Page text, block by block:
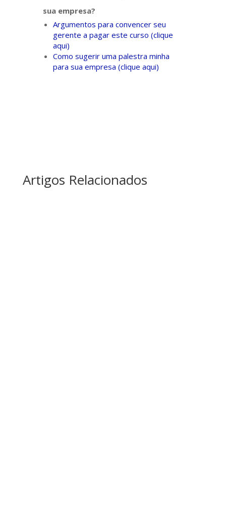
sua empresa?
Argumentos para convencer seu
gerente a pagar este curso (clique
aqui)
Como sugerir uma palestra minha
para sua empresa (clique aqui)
Artigos Relacionados